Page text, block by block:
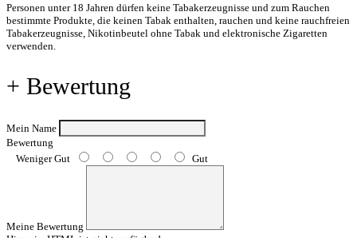
Personen unter 18 Jahren dürfen keine Tabakerzeugnisse und zum Rauchen
bestimmte Produkte, die keinen Tabak enthalten, rauchen und keine rauchfreien
Tabakerzeugnisse, Nikotinbeutel ohne Tabak und elektronische Zigaretten
verwenden.
+ Bewertung
Mein Name
Bewertung
Weniger Gut
Gut
Meine Bewertung